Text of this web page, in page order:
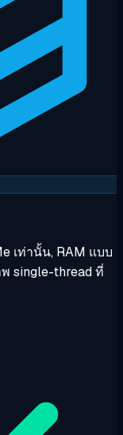
เท่านั้น, RAM แบบ
single-thread ที่